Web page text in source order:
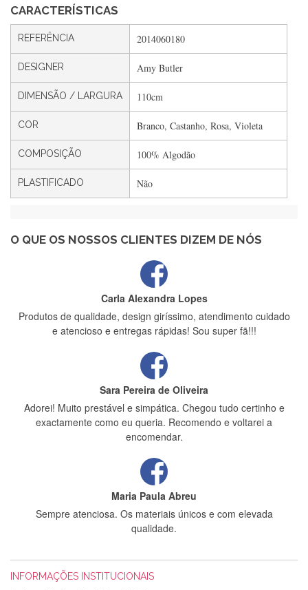
CARACTERÍSTICAS
REFERÊNCIA 2014060180
DESIGNER Amy Butler
DIMENSÃO / LARGURA 110cm
COR Branco, Castanho, Rosa, Violeta
COMPOSIÇÃO 100% Algodão
PLASTIFICADO Não
O QUE OS NOSSOS CLIENTES DIZEM DE NÓS
Silvia André
Gostei ,Serviço bastante rápido. recomendo
Filipa Freire
Rápido, atendimento 5*. Hoje chegará a segunda encomenda
feita de muitas certamente❤️
estrelas
Carla Alexandra Lopes
Produtos de qualidade, design giríssimo, atendimento cuidado
e atencioso e entregas rápidas! Sou super fã!!!
Sara Pereira de Oliveira
Adorei! Muito prestável e simpática. Chegou tudo certinho e
exactamente como eu queria. Recomendo e voltarei a
encomendar.
Maria Paula Abreu
Sempre atenciosa. Os materiais únicos e com elevada
qualidade.
INFORMAÇÕES INSTITUCIONAIS